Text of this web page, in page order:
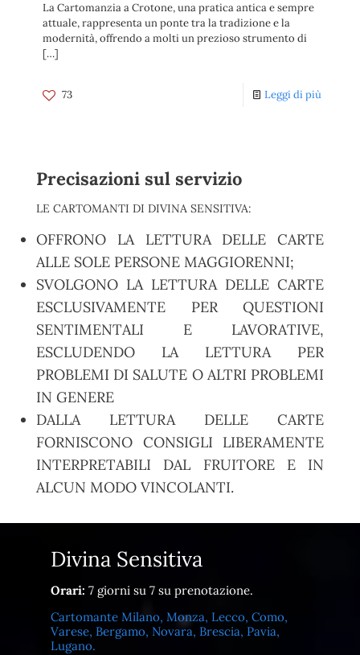
La Cartomanzia a Crotone, una pratica antica e sempre
attuale, rappresenta un ponte tra la tradizione e la
modernità, offrendo a molti un prezioso strumento di
[…]
73 Leggi di più
Precisazioni sul servizio
LE CARTOMANTI DI DIVINA SENSITIVA:
OFFRONO LA LETTURA DELLE CARTE
ALLE SOLE PERSONE MAGGIORENNI;
SVOLGONO LA LETTURA DELLE CARTE
ESCLUSIVAMENTE PER QUESTIONI
SENTIMENTALI E LAVORATIVE,
ESCLUDENDO LA LETTURA PER
PROBLEMI DI SALUTE O ALTRI PROBLEMI
IN GENERE
DALLA LETTURA DELLE CARTE
FORNISCONO CONSIGLI LIBERAMENTE
INTERPRETABILI DAL FRUITORE E IN
ALCUN MODO VINCOLANTI.
Divina Sensitiva
Orari: 7 giorni su 7 su prenotazione.
Cartomante Milano, Monza, Lecco, Como,
Varese, Bergamo, Novara, Brescia, Pavia,
Lugano.